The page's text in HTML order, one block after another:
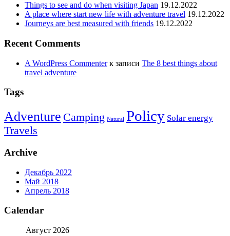
Things to see and do when visiting Japan 19.12.2022
A place where start new life with adventure travel 19.12.2022
Journeys are best measured with friends 19.12.2022
Recent Comments
A WordPress Commenterк записи The 8 best things about
travel adventure
Tags
Adventure Camping Natural Policy Solar energy
Travels
Archive
Декабрь 2022
Май 2018
Апрель 2018
Calendar
Август 2026